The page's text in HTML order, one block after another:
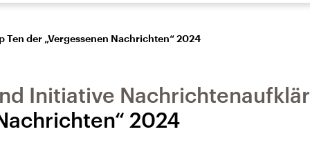
Ten der „Vergessenen Nachrichten“ 2024
Initiative
2024